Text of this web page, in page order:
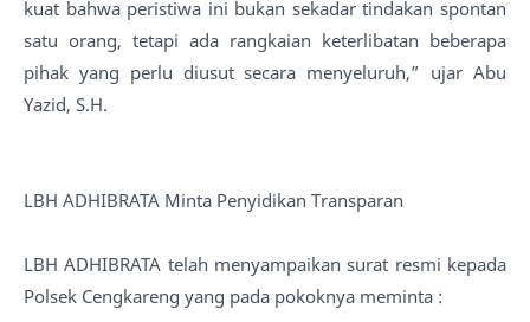
kuat bahwa peristiwa ini bukan sekadar tindakan spontan
satu orang, tetapi ada rangkaian keterlibatan beberapa
pihak yang perlu diusut secara menyeluruh,” ujar Abu
Yazid, S.H.
LBH ADHIBRATA Minta Penyidikan Transparan
LBH ADHIBRATA telah menyampaikan surat resmi kepada
Polsek Cengkareng yang pada pokoknya meminta :